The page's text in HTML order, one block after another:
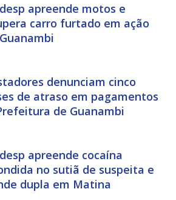
apreende motos e
carro furtado em ação
denunciam cinco
de atraso em pagamentos
de Guanambi
apreende cocaína
no sutiã de suspeita e
dupla em Matina